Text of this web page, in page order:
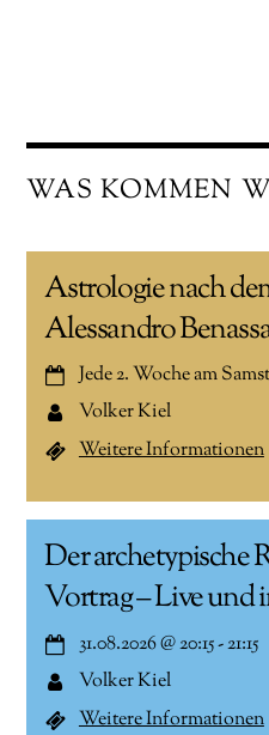
WAS KOMMEN
Astrologie nach
Alessandro
Jede 2. Woche am
Volker Kiel
Weitere Informationen
Der archetypische
Vortrag – Live und
31.08.2026@20:15-21:15
Volker Kiel
Weitere Informationen